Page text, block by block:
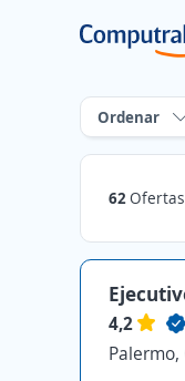
Ordenar
62Ofertas de
4,2